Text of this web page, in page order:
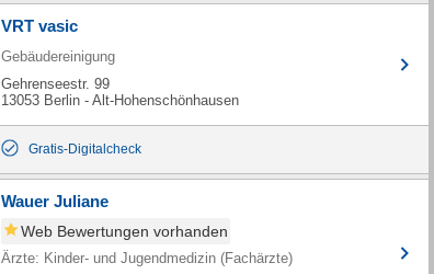
VRT vasic
Gebäudereinigung
Gehrenseestr. 99
13053 Berlin - Alt-Hohenschönhausen
Gratis-Digitalcheck
Wauer Juliane
Web Bewertungen vorhanden
Ärzte: Kinder- und Jugendmedizin (Fachärzte)